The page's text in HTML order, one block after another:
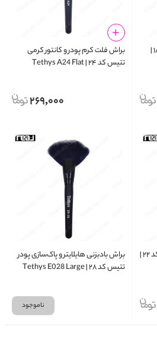
براش فلت سایه چشم تتیس کد ۱۸ |
براش فلت کرم‌ پودر و کانتور کرمی
تتیس کد ۲۴ | Tethys A24 Flat
269,000
براش مدادی دقیق چشم تتیس کد ۲۲ |
براش بادبزنی هایلایتر و پاک‌سازی پودر
تتیس کد ۲۸ | Tethys E028 Large
ناموجود